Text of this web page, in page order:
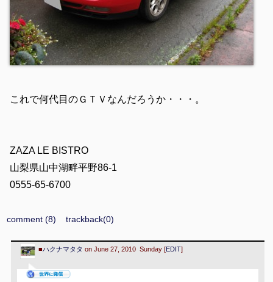
これで何代目のＧＴＶなんだろうか・・・。
ZAZA LE BISTRO
山梨県山中湖畔平野86-1
0555-65-6700
comment (8) trackback(0)
■ハクナマタタ on June 27, 2010 Sunday [EDIT]